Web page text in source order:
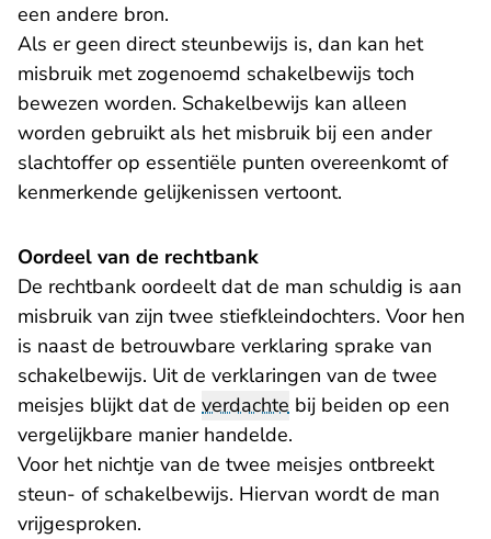
een andere bron.
Als er geen direct steunbewijs is, dan kan het
misbruik met zogenoemd schakelbewijs toch
bewezen worden. Schakelbewijs kan alleen
worden gebruikt als het misbruik bij een ander
slachtoffer op essentiële punten overeenkomt of
kenmerkende gelijkenissen vertoont.
Oordeel van de rechtbank
De rechtbank oordeelt dat de man schuldig is aan
misbruik van zijn twee stiefkleindochters. Voor hen
is naast de betrouwbare verklaring sprake van
schakelbewijs. Uit de verklaringen van de twee
meisjes blijkt dat de verdachte bij beiden op een
vergelijkbare manier handelde.
Voor het nichtje van de twee meisjes ontbreekt
steun- of schakelbewijs. Hiervan wordt de man
vrijgesproken.